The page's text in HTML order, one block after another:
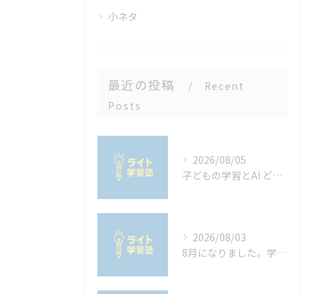
小ネタ
最近の投稿
Recent
Posts
2026/08/05
子どもの学習とAI どう向き合うべきか
2026/08/03
8月になりました。学校の宿題は進んでいますか？宿題を進めるコツ